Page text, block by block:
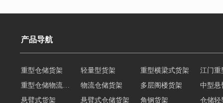
产品导航
物流仓储货架 多层阁楼货架
中型悬
悬臂式货架
悬臂式仓储货架 角钢货架
仓储轻
轻型货架
轻型仓储货架 移动式货架 横梁式